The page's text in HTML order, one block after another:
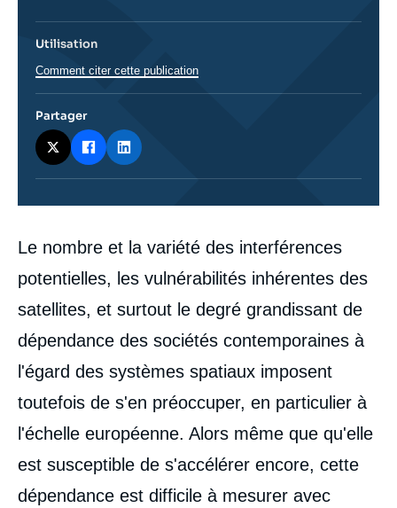
Corps
analyses
Le nombre et la variété des interférences
potentielles, les vulnérabilités inhérentes des
satellites, et surtout le degré grandissant de
dépendance des sociétés contemporaines à
l'égard des systèmes spatiaux imposent
toutefois de s'en préoccuper, en particulier à
l'échelle européenne. Alors même que qu'elle
est susceptible de s'accélérer encore, cette
dépendance est difficile à mesurer avec
Utilisation
Comment citer cette publication
Partager